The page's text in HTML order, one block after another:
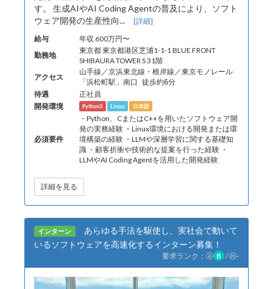
す。 生成AIやAI Coding Agentの普及により、ソフト
ウェア開発の生産性向... [詳細]
給与
年収 600万円〜
勤務地
東京都 東京都港区芝浦1-1-1 BLUE FRONT
SHIBAURA TOWER S 31階
アクセス
山手線／京浜東北線・根岸線／東京モノレール
「浜松町駅」南口 徒歩約6分
待遇
正社員
開発環境
Python3 Linux 日本語
必須要件
・Python、CまたはC++を用いたソフトウェア開
発の実務経験 ・Linux環境における開発または環
境構築の経験 ・LLMや深層学習に関する基礎知
識 ・顧客折衝や技術的な提案を行った経験 ・
LLMやAI Coding Agentを活用した開発経験
詳細を見る
インターン
あらゆる手法を駆使し、実社会で動いて
いるソフトウェアを高速化するインターン募集！
要求ランク： Ⓐ B /Ⓗ-